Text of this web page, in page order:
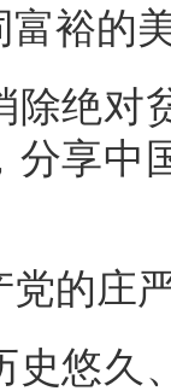
富裕的
除绝对
分享中
党的庄
史悠久